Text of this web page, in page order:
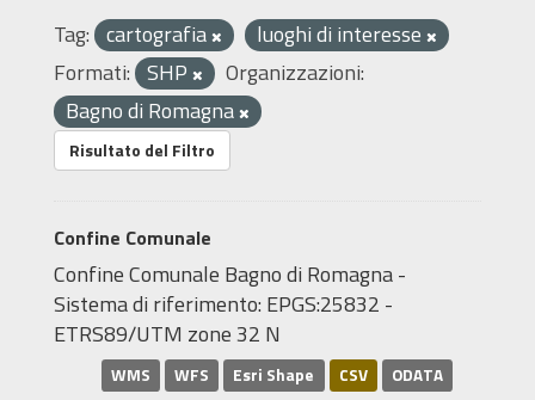
Tag: cartografia
luoghi di interesse
Formati: SHP
Organizzazioni:
Bagno di Romagna
Risultato del Filtro
Confine Comunale
Confine Comunale Bagno di Romagna -
Sistema di riferimento: EPGS:25832 -
ETRS89/UTM zone 32 N
WMS WFS Esri Shape CSV ODATA